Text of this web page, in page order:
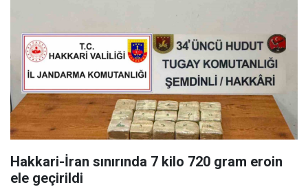
Hakkari-İran sınırında 7 kilo 720 gram eroin
ele geçirildi